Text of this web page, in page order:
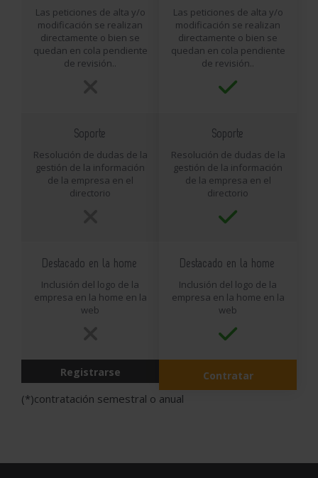
Las peticiones de alta y/o
modificación se realizan
directamente o bien se
quedan en cola pendiente
de revisión..
Soporte
Resolución de dudas de la
gestión de la información
de la empresa en el
directorio
Destacado en la home
Inclusión del logo de la
empresa en la home en la
web
Registrarse
Las peticiones de alta y/o
modificación se realizan
directamente o bien se
quedan en cola pendiente
de revisión..
Soporte
Resolución de dudas de la
gestión de la información
de la empresa en el
directorio
Destacado en la home
Inclusión del logo de la
empresa en la home en la
web
Contratar
(*)contratación semestral o anual